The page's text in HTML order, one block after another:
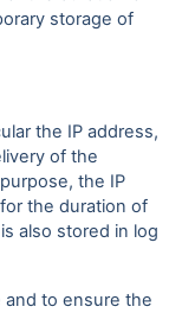
storage of
the IP address,
of the
the IP
the duration of
also stored in log
to ensure the